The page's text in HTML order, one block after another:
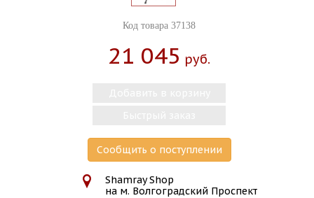
Код товара 37138
21 045 Руб.
Сообщить о поступлении
Shamray Shop
на м. Волгоградский Проспект